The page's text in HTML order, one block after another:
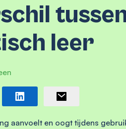
leer
aanvoelt en oogt tijdens